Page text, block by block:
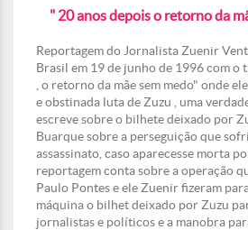
" 20 anos depois o retorno da
Reportagem do Jornalista Zuenir
Brasil em 19 de junho de 1996 com o
, o retorno da mãe sem medo" onde
e obstinada luta de Zuzu , uma
escreve sobre o bilhete deixado por
Buarque sobre a perseguição que
assassinato, caso aparecesse morta
reportagem conta sobre a operação
Paulo Pontes e ele Zuenir fizeram
máquina o bilhet deixado por Zuzu
jornalistas e políticos e a manobra